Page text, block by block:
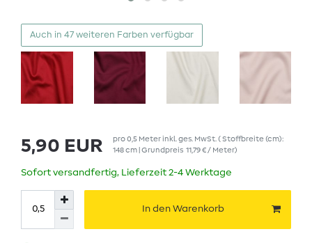
Auch in 47 weiteren Farben verfügbar
5,90 EUR pro0,5 Meterinkl. ges. MwSt. ( Stoffbreite (cm):
148 cm | Grundpreis 11,79 € / Meter)
Sofort versandfertig, Lieferzeit 2-4 Werktage
In den Warenkorb